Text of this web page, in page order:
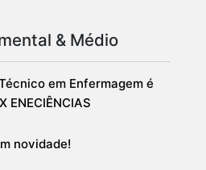
& Médio
em Enfermagem é
ENECIÊNCIAS
novidade!